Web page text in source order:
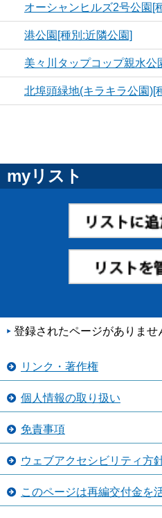
オーシャンヒルズ2号公園[
港公園[種別:近隣公園]
美々川タップコップ親水公
北埠頭緑地(キラキラ公園)[
myリスト
登録されたページがありませ
リンク・著作権
個人情報の取り扱い
免責事項
ウェブアクセシビリティ方
このページは再編交付金を